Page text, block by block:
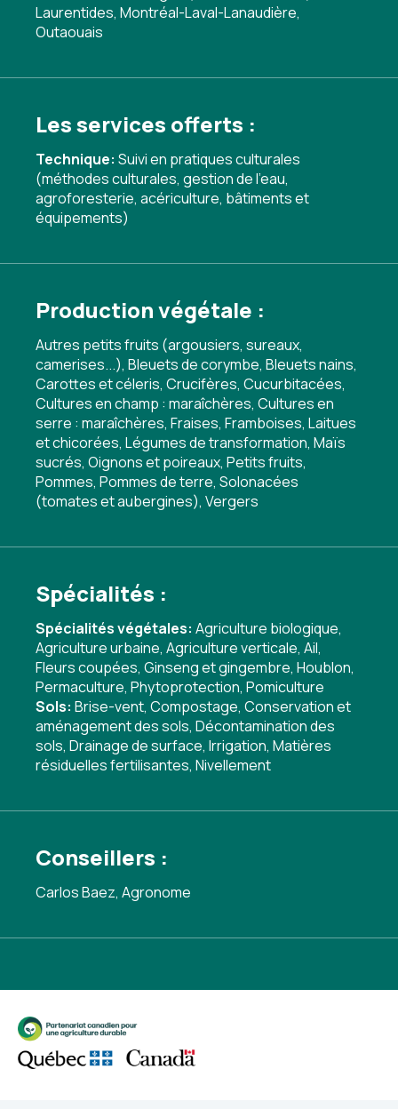
Laurentides, Montréal-Laval-Lanaudière,
Outaouais
Les services offerts :
Technique: Suivi en pratiques culturales
(méthodes culturales, gestion de l'eau,
agroforesterie, acériculture, bâtiments et
équipements)
Production végétale :
Autres petits fruits (argousiers, sureaux,
camerises...), Bleuets de corymbe, Bleuets nains,
Carottes et céleris, Crucifères, Cucurbitacées,
Cultures en champ : maraîchères, Cultures en
serre : maraîchères, Fraises, Framboises, Laitues
et chicorées, Légumes de transformation, Maïs
sucrés, Oignons et poireaux, Petits fruits,
Pommes, Pommes de terre, Solonacées
(tomates et aubergines), Vergers
Spécialités :
Spécialités végétales: Agriculture biologique,
Agriculture urbaine, Agriculture verticale, Ail,
Fleurs coupées, Ginseng et gingembre, Houblon,
Permaculture, Phytoprotection, Pomiculture
Sols: Brise-vent, Compostage, Conservation et
aménagement des sols, Décontamination des
sols, Drainage de surface, Irrigation, Matières
résiduelles fertilisantes, Nivellement
Conseillers :
Carlos Baez, Agronome